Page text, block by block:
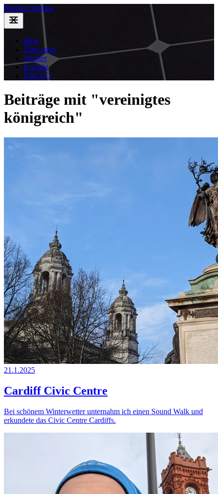
Mathias Wellner
Blog
Über mich
Theater
Kontakt
DSGVO
Beiträge mit "vereinigtes
königreich"
21.1.2025
Cardiff Civic Centre
Bei schönem Winterwetter unternahm ich einen Sound Walk und
erkundete das Civic Centre Cardiffs.